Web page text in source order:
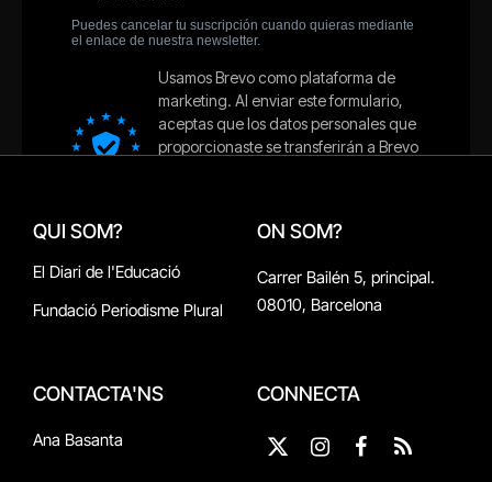
QUI SOM?
El Diari de l'Educació
Fundació Periodisme Plural
ON SOM?
Carrer Bailén 5, principal.
08010, Barcelona
CONTACTA'NS
Ana Basanta
CONNECTA
X
InstagramFacebook
RSS